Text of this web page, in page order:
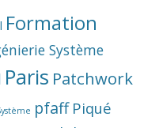
Formation
Système
Paris Patchwork
pfaff Piqué